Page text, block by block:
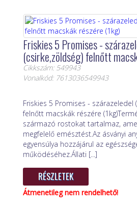
Friskies 5 Promises -
(csirke,zöldség) felnőtt
Cikkszám: 549943
Vonalkód: 7613036549943
Friskies 5 Promises - szárazeledel
felnőtt macskák részére
származó rostokat tartalmaz,
megfelelő emésztést.Az ásványi
egyensúlya hozzájárul az
működéséhez.Állati [...]
RÉSZLETEK
Átmenetileg nem rendelhető!